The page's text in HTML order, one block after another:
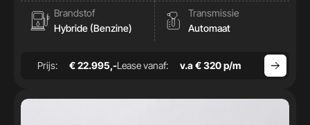
Brandstof
Hybride (Benzine)
Transmissie
Automaat
Prijs: € 22.995,-Lease vanaf: v.a € 320 p/m